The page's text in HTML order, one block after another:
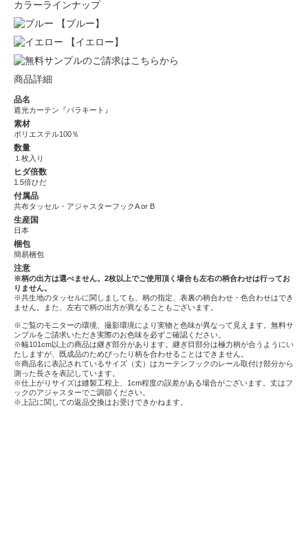
カラーラインナップ
【ブルー】
【イエロー】
商品詳細
品名
遮光カーテン『パラキート』
素材
ポリエステル100％
数量
１枚入り
ヒダ倍数
1.5倍ひだ
付属品
共布タッセル・アジャスターフックA or B
生産国
日本
梱包
簡易梱包
注意
※柄の出方は選べません。2枚以上でご使用頂く場合も左右の柄合わせは行ってお
りません。
※共生地のタッセルに関しましても、柄の指定、表裏の柄合わせ・色合わせはでき
ません。また、左右で柄の出方が異なることもございます。
※ご覧のモニターの環境、撮影環境により実物と色味が異なって見えます。無料サ
ンプルをご請求いただき実際のお色味を必ずご確認ください。
※幅101cm以上の商品は継ぎ部分があります。継ぎ目部分は極力柄が合うようにい
たしますが、既成品のためぴったり柄を合わせることはできません。
※商品名に表記されているサイズ（丈）はカーテンフックのレール取付け部分から
測った長さを表記しています。
※仕上がりサイズは縫製工程上、1cm程度の誤差がある場合がございます。丈はフ
ックのアジャスターでご調節ください。
※上記に関しての返品交換はお受けできかねます。